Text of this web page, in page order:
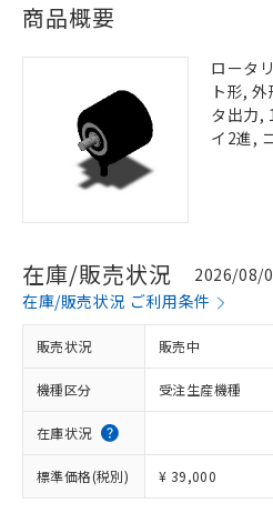
商品概要
ロータ
ト形,
タ出力,
イ2進,
在庫/販売状況
2026/08/
在庫/販売状況 ご利用条件
販売状況 販売中
機種区分 受注生産機種
在庫状況
標準価格(税別) ¥ 39,000